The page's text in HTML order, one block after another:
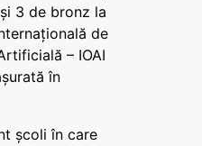
3 de bronz la
de
– IOAI
în
școli în care